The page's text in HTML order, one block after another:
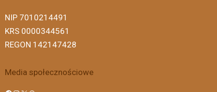
NIP 7010214491
KRS 0000344561
REGON 142147428
Media społecznościowe